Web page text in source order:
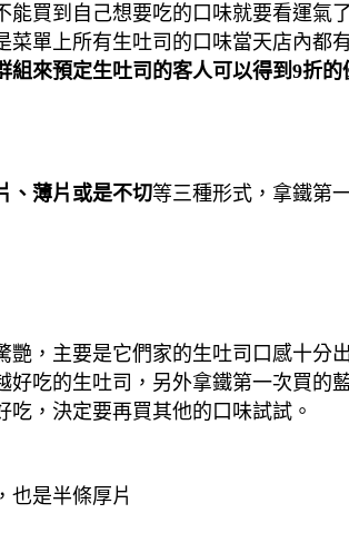
能買到自己想要吃的口味就要看運
單上所有生吐司的口味當天店內都
來預定生吐司的客人可以得到9折的
、薄片或是不切等三種形式，拿鐵第
艷，主要是它們家的生吐司口感十
好吃的生吐司，另外拿鐵第一次買
，決定要再買其他的口味試試。
也是半條厚片